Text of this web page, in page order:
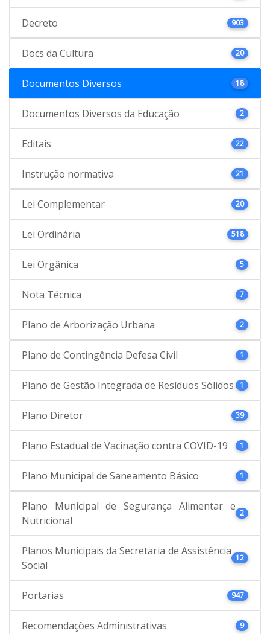
Decreto 903
Docs da Cultura 20
Documentos Diversos 18
Documentos Diversos da Educação 2
Editais 22
Instrução normativa 21
Lei Complementar 20
Lei Ordinária 518
Lei Orgânica 5
Nota Técnica 7
Plano de Arborização Urbana 2
Plano de Contingência Defesa Civil 1
Plano de Gestão Integrada de Resíduos Sólidos 1
Plano Diretor 39
Plano Estadual de Vacinação contra COVID-19 1
Plano Municipal de Saneamento Básico 1
Plano Municipal de Segurança Alimentar e
Nutricional
2
Planos Municipais da Secretaria de Assistência
Social
12
Portarias 947
Recomendações Administrativas 9